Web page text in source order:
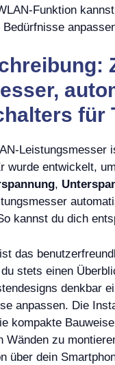
Funktion
für
wurde entwickelt,
,
kannst du dich
das
stets einen
denkbar
anpassen. Die
kompakte
Wänden zu
über dein